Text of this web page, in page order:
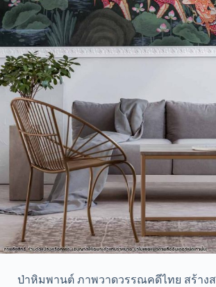
ป่าหิมพานต์ ภาพวาดวรรณคดีไทย สร้าง